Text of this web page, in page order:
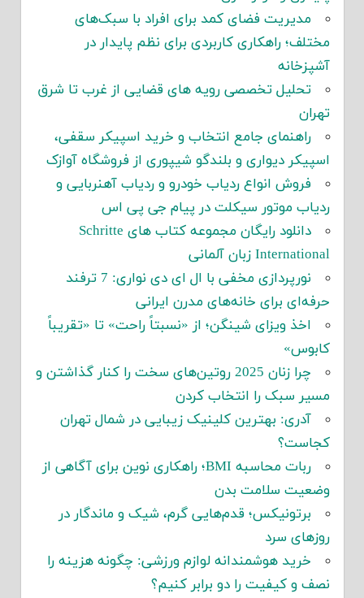
مدیریت فضای کمد برای افراد با سبک‌های
مختلف؛ راهکاری کاربردی برای نظم پایدار در
آشپزخانه
تحلیل تخصصی رویه های قضایی از غرب تا شرق
تهران
راهنمای جامع انتخاب و خرید اسپیکر سقفی،
اسپیکر دیواری و بلندگو شیپوری از فروشگاه آوازک
فروش انواع ردیاب خودرو و ردیاب آهنربایی و
ردیاب موتور سیکلت در پیام جی پی اس
دانلود رایگان مجموعه کتاب های Schritte
International زبان آلمانی
نورپردازی مخفی با ال ای دی نواری: 7 ترفند
حرفه‌ای برای خانه‌های مدرن ایرانی
اخذ ویزای شینگن؛ از «نسبتاً راحت» تا «تقریباً
کابوس»
چرا زنان 2025 روتین‌های سخت را کنار گذاشتن و
مسیر سبک را انتخاب کردن
آدری: بهترین کلینیک زیبایی در شمال تهران
کجاست؟
ربات محاسبه BMI؛ راهکاری نوین برای آگاهی از
وضعیت سلامت بدن
برتونیکس؛ قدم‌هایی گرم، شیک و ماندگار در
روزهای سرد
خرید هوشمندانه لوازم ورزشی: چگونه هزینه را
نصف و کیفیت را دو برابر کنیم؟